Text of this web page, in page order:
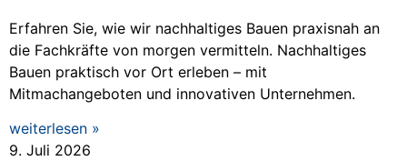
Erfahren Sie, wie wir nachhaltiges Bauen praxisnah an
die Fachkräfte von morgen vermitteln. Nachhaltiges
Bauen praktisch vor Ort erleben – mit
Mitmachangeboten und innovativen Unternehmen.
weiterlesen »
9. Juli 2026